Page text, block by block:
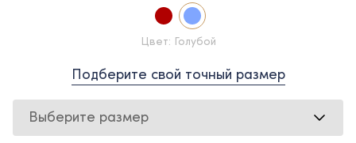
Цвет: Голубой
Подберите свой точный размер
Выберите размер